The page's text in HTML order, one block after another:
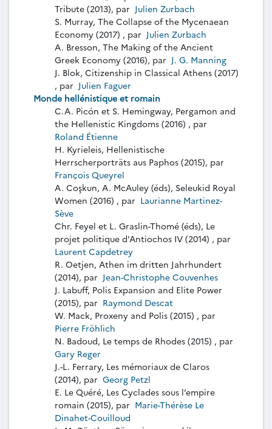
Tribute (2013), par Julien Zurbach
S. Murray, The Collapse of the Mycenaean
Economy (2017) , par Julien Zurbach
A. Bresson, The Making of the Ancient
Greek Economy (2016), par J. G. Manning
J. Blok, Citizenship in Classical Athens (2017)
, par Julien Faguer
Monde hellénistique et romain
C.A. Picón et S. Hemingway, Pergamon and
the Hellenistic Kingdoms (2016) , par
Roland Étienne
H. Kyrieleis, Hellenistische
Herrscherporträts aus Paphos (2015), par
François Queyrel
A. Coşkun, A. McAuley (éds), Seleukid Royal
Women (2016) , par Laurianne Martinez-
Sève
Chr. Feyel et L. Graslin-Thomé (éds), Le
projet politique d’Antiochos IV (2014) , par
Laurent Capdetrey
R. Oetjen, Athen im dritten Jahrhundert
(2014), par Jean-Christophe Couvenhes
J. Labuff, Polis Expansion and Elite Power
(2015), par Raymond Descat
W. Mack, Proxeny and Polis (2015) , par
Pierre Fröhlich
N. Badoud, Le temps de Rhodes (2015) , par
Gary Reger
J.-L. Ferrary, Les mémoriaux de Claros
(2014), par Georg Petzl
E. Le Quéré, Les Cyclades sous l’empire
romain (2015), par Marie-Thérèse Le
Dinahet-Couilloud